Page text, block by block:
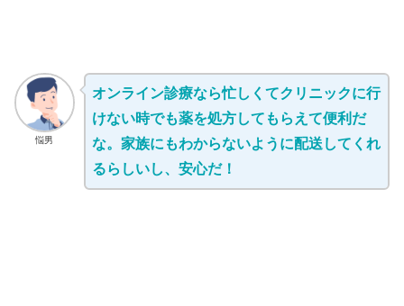
悩男
オンライン診療なら忙しくてクリニックに行
けない時でも薬を処方してもらえて便利だ
な。家族にもわからないように配送してくれ
るらしいし、安心だ！